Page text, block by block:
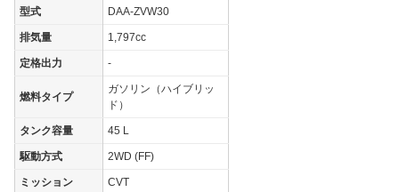
街地)
外)
-
WLTCモード(高
型式 DAA-ZVW30
排気量 1,797cc
定格出力 -
燃料タイプ
ガソリン（ハイブリッ
ド）
タンク容量 45 L
駆動方式 2WD (FF)
ミッション CVT